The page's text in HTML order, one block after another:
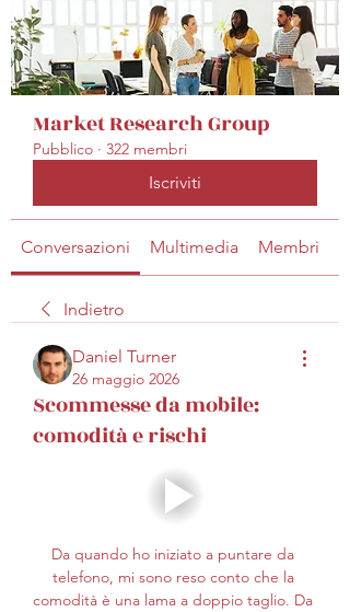
Market Research Group
Pubblico · 322 membri
Iscriviti
Conversazioni Multimedia Membri
Indietro
Daniel Turner
26 maggio 2026
Scommesse da mobile:
comodità e rischi
Da quando ho iniziato a puntare da
telefono, mi sono reso conto che la
comodità è una lama a doppio taglio. Da